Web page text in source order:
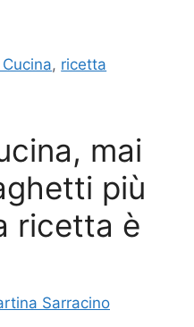
, ricetta
mai
più
ricetta è
Sarracino